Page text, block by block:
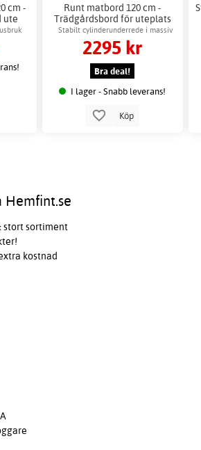
cm -
ute
Runt matbord 120 cm -
Trädgårdsbord för uteplats
Stabilt cylinderunderrede i massiv
acacia
2295 kr
Bra deal!
I lager - Snabb leverans!
Köp
Hemfint.se
stort sortiment
kostnad